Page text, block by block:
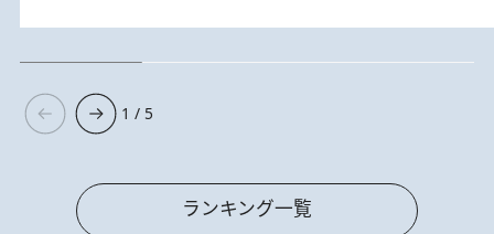
1 / 5
ランキング一覧